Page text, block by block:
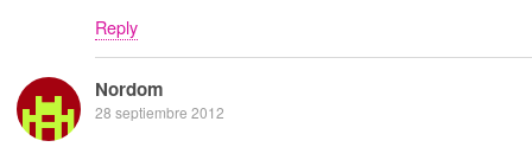
Reply
Nordom
28 septiembre 2012